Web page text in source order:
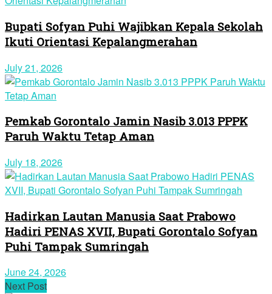
Bupati Sofyan Puhi Wajibkan Kepala Sekolah
Ikuti Orientasi Kepalangmerahan
July 21, 2026
Pemkab Gorontalo Jamin Nasib 3.013 PPPK
Paruh Waktu Tetap Aman
July 18, 2026
Hadirkan Lautan Manusia Saat Prabowo
Hadiri PENAS XVII, Bupati Gorontalo Sofyan
Puhi Tampak Sumringah
June 24, 2026
Next Post